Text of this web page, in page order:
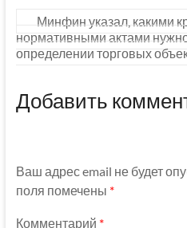
Минфин указал, какими
нормативными актами
определении торговых
Добавить
Ваш адрес email не будет
поля помечены *
Комментарий *